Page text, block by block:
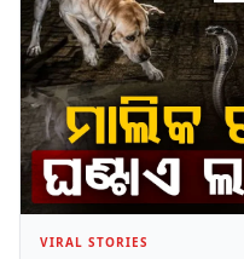
VIRAL STORIES